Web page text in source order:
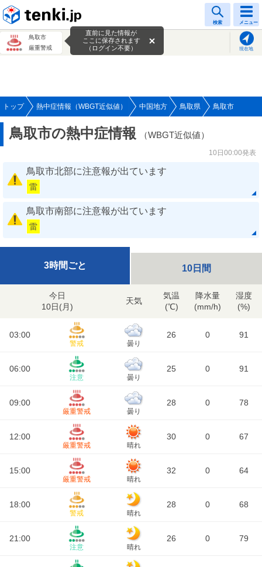
検索 メニュー
鳥取市
厳重警戒
現在地
直前に見た情報が
ここに保存されます
（ログイン不要）
トップ 熱中症情報（WBGT近似値） 中国地方 鳥取県 鳥取市
鳥取市の熱中症情報 （WBGT近似値）
10日00:00発表
鳥取市北部に注意報が出ています
雷
鳥取市南部に注意報が出ています
雷
3時間ごと 10日間
今日
10日(月)
天気
気温
(℃)
降水量
(mm/h)
湿度
(%)
03:00
警戒 曇り
26 0 91
06:00
注意 曇り
25 0 91
09:00
厳重警戒 曇り
28 0 78
12:00
厳重警戒 晴れ
30 0 67
15:00
厳重警戒 晴れ
32 0 64
18:00
警戒 晴れ
28 0 68
21:00
注意 晴れ
26 0 79